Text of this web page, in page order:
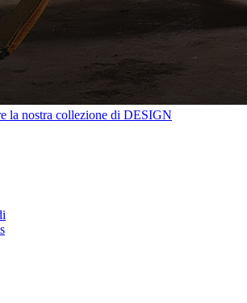
la nostra collezione di DESIGN